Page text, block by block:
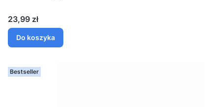
Cena
23,99 zł
Do koszyka
Bestseller